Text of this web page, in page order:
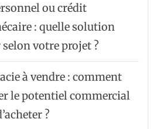
ou crédit
: quelle solution
votre projet ?
à vendre : comment
le potentiel commercial
?